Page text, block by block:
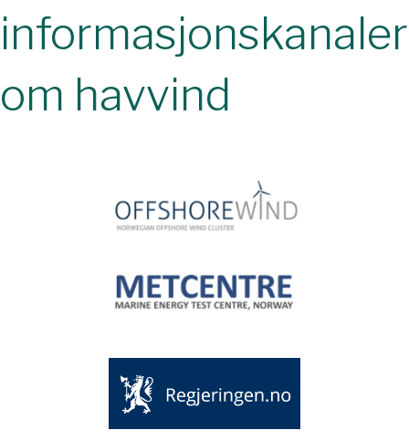
informasjonskanaler
om havvind